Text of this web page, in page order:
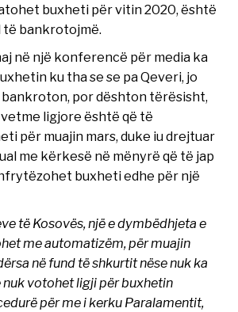
buxheti për vitin 2020, është
të bankrotojmë.
në një konferencë për media ka
ku tha se se pa Qeveri, jo
por dështon tërësisht,
vetme ligjore është që të
për muajin mars, duke iu drejtuar
me kërkesë në mënyrë që të jap
buxheti edhe për një
të Kosovës, një e dymbëdhjeta e
me automatizëm, për muajin
në fund të shkurtit nëse nuk ka
nuk votohet ligji për buxhetin
për me i kerku Paralamentit,